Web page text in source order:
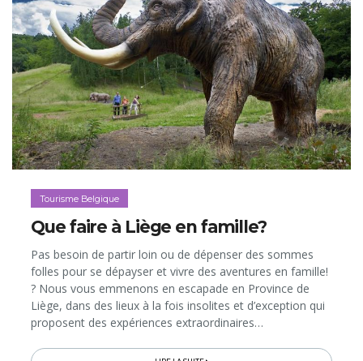
Tourisme Belgique
Que faire à Liège en famille?
Pas besoin de partir loin ou de dépenser des sommes
folles pour se dépayser et vivre des aventures en famille!
? Nous vous emmenons en escapade en Province de
Liège, dans des lieux à la fois insolites et d’exception qui
proposent des expériences extraordinaires…